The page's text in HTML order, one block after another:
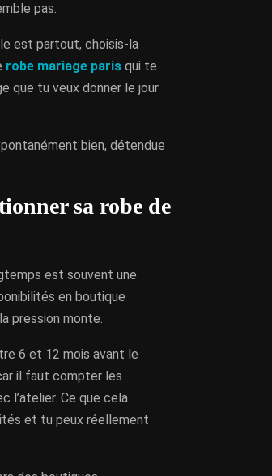
pas.
est partout, choisis-la
robe mariage paris qui te
que tu veux donner le jour
bien, détendue
sa robe de
est souvent une
en boutique
pression monte.
6 et 12 mois avant le
il faut compter les
l’atelier. Ce que cela
et tu peux réellement